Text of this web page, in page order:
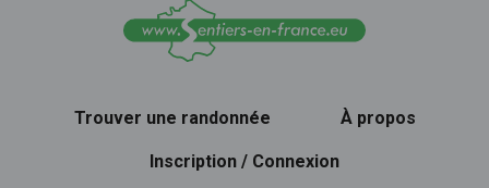
Trouver une randonnée À propos
Inscription / Connexion